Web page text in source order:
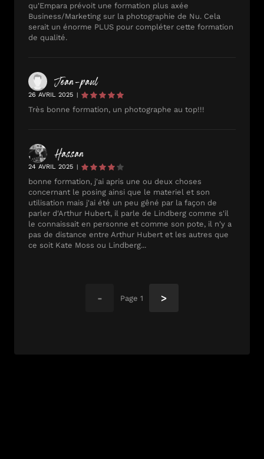
qu'Empara prévoit une formation plus axée
Business/Marketing sur la photographie de Nu. Cela
serait un énorme PLUS pour compléter cette formation
de qualité.
Jean-paul
26 AVRIL 2025 |
Très bonne formation, un photographe au top!!!
Hassan
24 AVRIL 2025 |
bonne formation, j'ai apris une ou deux choses
concernant le posing ainsi que le materiel et son
utilisation mais j'ai été un peu gêné par la façon de
parler d'Arthur Hubert, il parle de Lindberg comme s'il
le connaissait en personne et comme son pote, il n'y a
pas de distance entre Arthur Hubert et les autres que
ce soit Kate Moss ou Lindberg...
- Page 1 >